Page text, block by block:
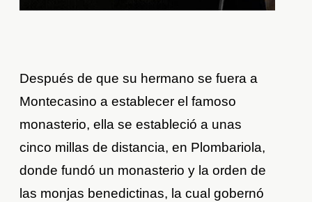
Después de que su hermano se fuera a
Montecasino a establecer el famoso
monasterio, ella se estableció a unas
cinco millas de distancia, en Plombariola,
donde fundó un monasterio y la orden de
las monjas benedictinas, la cual gobernó